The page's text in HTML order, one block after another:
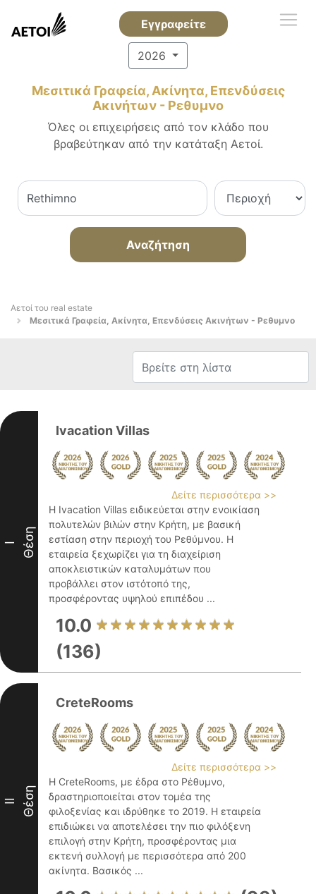
Εγγραφείτε
2026
Μεσιτικά Γραφεία, Ακίνητα, Επενδύσεις
Ακινήτων - Ρεθυμνο
Όλες οι επιχειρήσεις από τον κλάδο που
βραβεύτηκαν από την κατάταξη Αετοί.
Αναζήτηση
Αετοί του real estate
Μεσιτικά Γραφεία, Ακίνητα, Επενδύσεις Ακινήτων - Ρεθυμνο
I Θέση
Ivacation Villas
Δείτε περισσότερα >>
Η Ivacation Villas ειδικεύεται στην ενοικίαση
πολυτελών βιλών στην Κρήτη, με βασική
εστίαση στην περιοχή του Ρεθύμνου. Η
εταιρεία ξεχωρίζει για τη διαχείριση
αποκλειστικών καταλυμάτων που
προβάλλει στον ιστότοπό της,
προσφέροντας υψηλού επιπέδου ...
10.0
(136)
II Θέση
CreteRooms
Δείτε περισσότερα >>
Η CreteRooms, με έδρα στο Ρέθυμνο,
δραστηριοποιείται στον τομέα της
φιλοξενίας και ιδρύθηκε το 2019. Η εταιρεία
επιδιώκει να αποτελέσει την πιο φιλόξενη
επιλογή στην Κρήτη, προσφέροντας μια
εκτενή συλλογή με περισσότερα από 200
ακίνητα. Βασικός ...